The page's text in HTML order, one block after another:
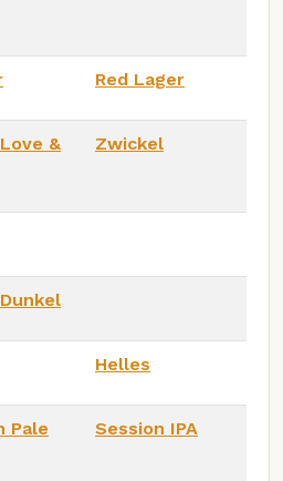
Red Lager
&
Zwickel
Helles
Pale
Session IPA